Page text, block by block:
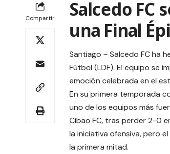
Compartir
Salcedo FC
una Final
Santiago – Salcedo FC ha
Fútbol (LDF). El equipo se
emoción celebrada en el
En su primera temporada
uno de los equipos más
Cibao FC, tras perder 2-0
la iniciativa ofensiva, pero
la primera mitad.